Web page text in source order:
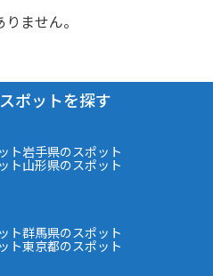
ません。
ポットを探す
ト岩手県のスポット
ト山形県のスポット
ト群馬県のスポット
ト東京都のスポット